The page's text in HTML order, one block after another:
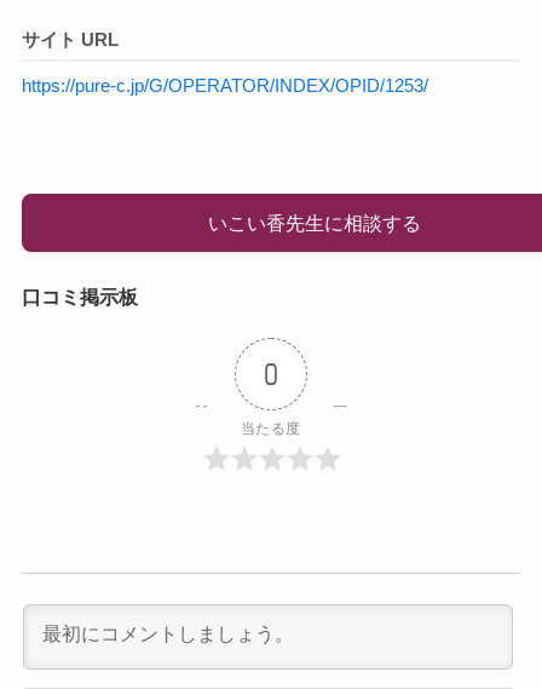
サイト URL
https://pure-c.jp/G/OPERATOR/INDEX/OPID/1253/
いこい香先生に相談する
口コミ掲示板
0
当たる度